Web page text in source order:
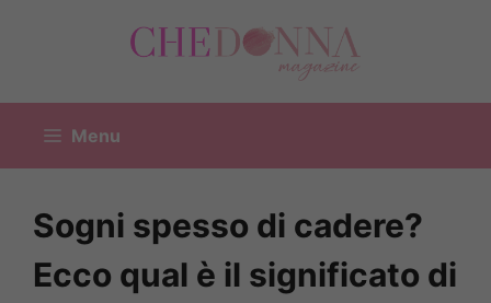
Menu
Sogni spesso di cadere?
Ecco qual è il significato di